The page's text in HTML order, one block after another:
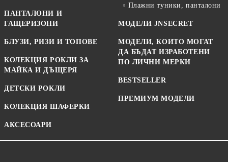
ПАНТАЛОНИ И
ГАЩЕРИЗОНИ
БЛУЗИ, РИЗИ И ТОПОВЕ
КОЛЕКЦИЯ РОКЛИ ЗА
МАЙКА И ДЪЩЕРЯ
ДЕТСКИ РОКЛИ
КОЛЕКЦИЯ ШАФЕРКИ
АКСЕСОАРИ
Плажни туники, панталони
МОДЕЛИ JNSECRET
МОДЕЛИ, КОИТО МОГАТ
ДА БЪДАТ ИЗРАБОТЕНИ
ПО ЛИЧНИ МЕРКИ
BESTSELLER
ПРЕМИУМ МОДЕЛИ